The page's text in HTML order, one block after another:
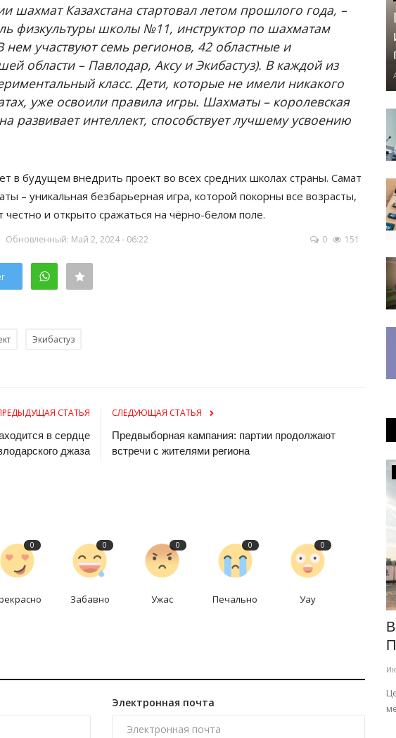
шахмат Казахстана стартовал летом прошлого года, –
физкультуры школы №11, инструктор по шахматам
участвуют семь регионов, 42 областные и
области – Павлодар, Аксу и Экибастуз). В каждой из
класс. Дети, которые не имели никакого
уже освоили правила игры. Шахматы – королевская
развивает интеллект, способствует лучшему усвоению
в будущем внедрить проект во всех средних школах страны. Самат
– уникальная безбарьерная игра, которой покорны все возрасты,
честно и открыто сражаться на чёрно-белом поле.
Обновленный: Май 2, 2024 - 06:22 0 151
Экибастуз
СТАТЬЯ
в сердце
джаза
СЛЕДУЮЩАЯ СТАТЬЯ
Предвыборная кампания: партии продолжают
встречи с жителями региона
0 0
Забавно
0
Ужас
0
Печально
0
Уау
Электронная почта